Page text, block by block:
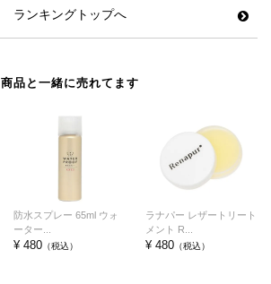
ランキングトップへ
商品と一緒に売れてます
防水スプレー 65ml ウォ
ーター...
¥ 480 （税込）
ラナパー レザートリート
メント R...
¥ 480（税込）